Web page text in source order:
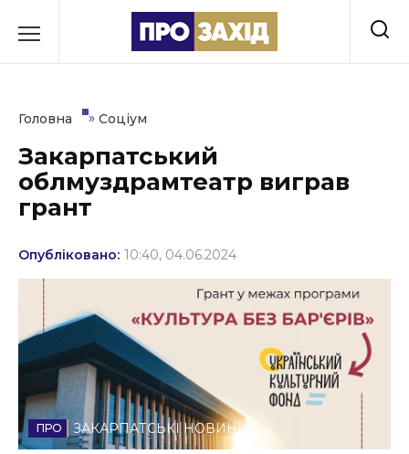
до
Культура
Освіта
Події
Політика
Соціум
Спорт
Стиль життя
Головна » Соціум
Закарпатський
облмуздрамтеатр виграв
грант
Опубліковано: 10:40, 04.06.2024
ЗАКАРПАТСЬКІ НОВИНИ